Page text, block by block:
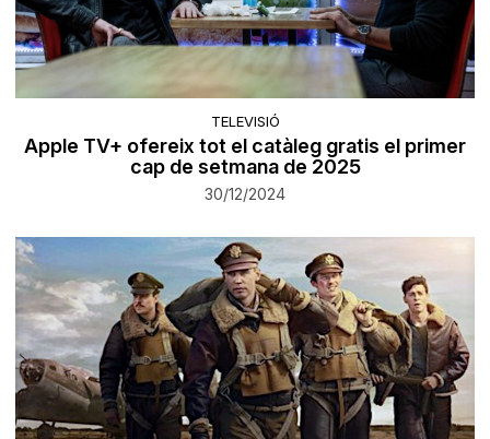
TELEVISIÓ
Apple TV+ ofereix tot el catàleg gratis el primer
cap de setmana de 2025
30/12/2024